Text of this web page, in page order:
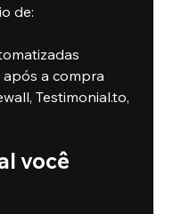
de:
após a compra
Testimonial.to,
você